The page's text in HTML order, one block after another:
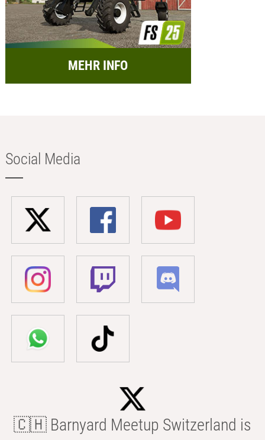
MEHR INFO
Social Media
🇨🇭 Barnyard Meetup Switzerland is